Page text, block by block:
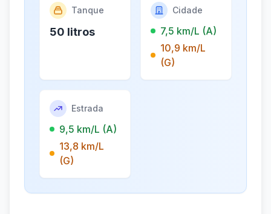
Tanque
50 litros
Cidade
7,5 km/L (A)
10,9 km/L
(G)
Estrada
9,5 km/L (A)
13,8 km/L
(G)